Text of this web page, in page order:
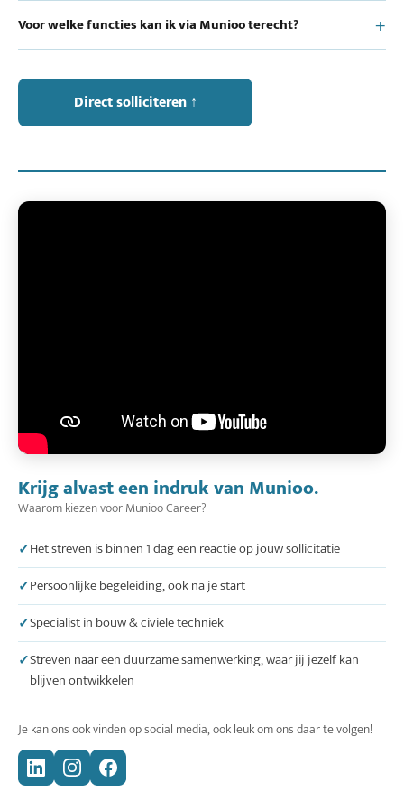
Voor welke functies kan ik via Munioo terecht?
Direct solliciteren ↑
Krijg alvast een indruk van Munioo.
Waarom kiezen voor Munioo Career?
Het streven is binnen 1 dag een reactie op jouw sollicitatie
Persoonlijke begeleiding, ook na je start
Specialist in bouw & civiele techniek
Streven naar een duurzame samenwerking, waar jij jezelf kan
blijven ontwikkelen
Je kan ons ook vinden op social media, ook leuk om ons daar te volgen!